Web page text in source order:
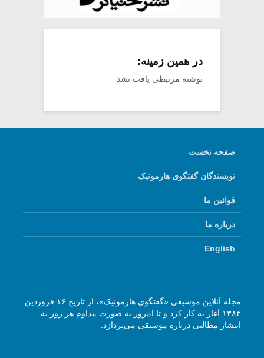
در همین زمینه:
نوشته مرتبطی یافت نشد
صفحه نخست
نویسندگان گفتگوی هارمونیک
قوانین ما
درباره ما
English
مجله آنلاین موسیقی «گفتگوی هارمونیک»، از تاریخ ۱۶ فروردین
۱۳۸۳ آغاز به کار کرد و تا امروز به صورت مداوم هر روز به
انتشار مطالبی درباره موسیقی می‌پردازد.